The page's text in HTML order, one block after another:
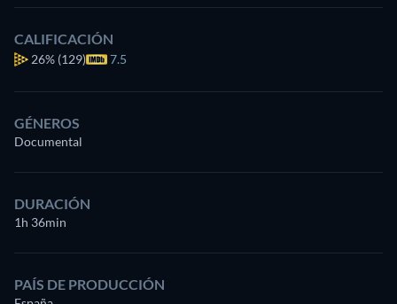
CALIFICACIÓN
26% (129) 7.5
GÉNEROS
Documental
DURACIÓN
1h 36min
PAÍS DE PRODUCCIÓN